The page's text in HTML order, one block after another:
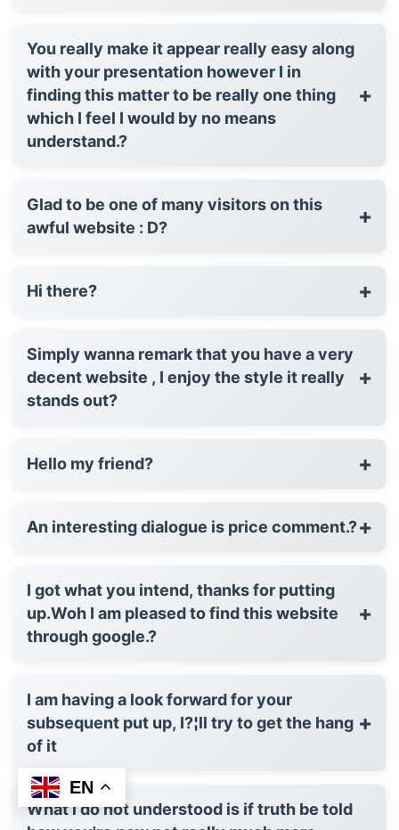
You really make it appear really easy along
with your presentation however I in
finding this matter to be really one thing
which I feel I would by no means
understand.?
+
Glad to be one of many visitors on this
awful website : D?
+
Hi there? +
Simply wanna remark that you have a very
decent website , I enjoy the style it really
stands out?
+
Hello my friend? +
An interesting dialogue is price comment.?+
I got what you intend, thanks for putting
up.Woh I am pleased to find this website
through google.?
+
I am having a look forward for your
subsequent put up, I?¦ll try to get the hang
of it
+
What i do not understood is if truth be told
EN